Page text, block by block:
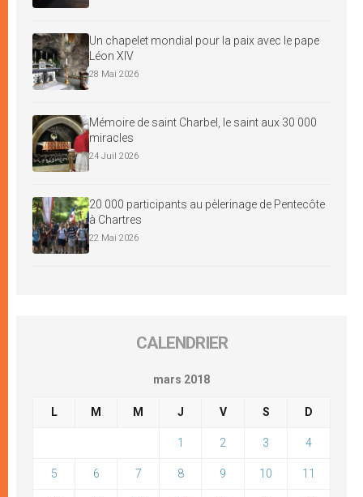
Un chapelet mondial pour la paix avec le pape
Léon XIV
28 Mai 2026
Mémoire de saint Charbel, le saint aux 30 000
miracles
24 Juil 2026
20 000 participants au pèlerinage de Pentecôte
à Chartres
22 Mai 2026
CALENDRIER
mars 2018
L M M J V S D
1 2 3 4
5 6 7 8 9 10 11